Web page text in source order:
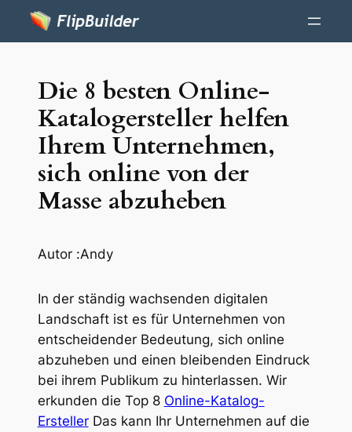
Die 8 besten Online-
Katalogersteller helfen
Ihrem Unternehmen,
sich online von der
Masse abzuheben
Autor :Andy
In der ständig wachsenden digitalen
Landschaft ist es für Unternehmen von
entscheidender Bedeutung, sich online
abzuheben und einen bleibenden Eindruck
bei ihrem Publikum zu hinterlassen. Wir
erkunden die Top 8 Online-Katalog-
ErstellerDas kann Ihr Unternehmen auf die